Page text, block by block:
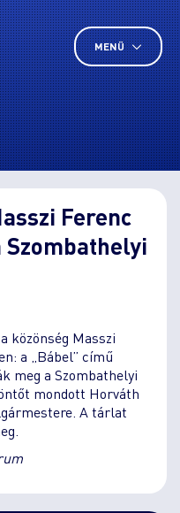
MENÜ
Ferenc
közönség Masszi
a „Bábel” című
meg a Szombathelyi
mondott Horváth
A tárlat